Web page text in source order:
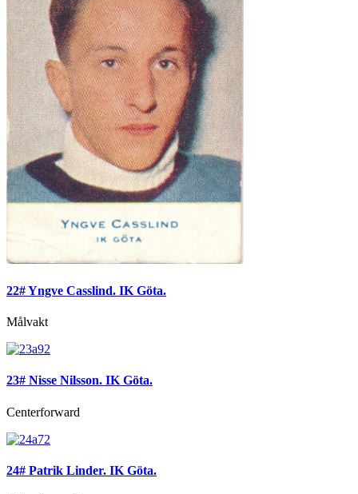
22# Yngve Casslind. IK Göta.
Målvakt
23# Nisse Nilsson. IK Göta.
Centerforward
24# Patrik Linder. IK Göta.